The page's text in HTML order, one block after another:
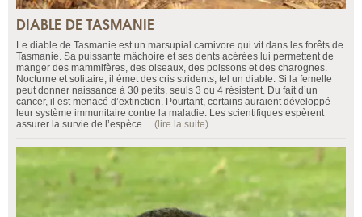
DIABLE DE TASMANIE
Le diable de Tasmanie est un marsupial carnivore qui vit dans les forêts de
Tasmanie. Sa puissante mâchoire et ses dents acérées lui permettent de
manger des mammifères, des oiseaux, des poissons et des charognes.
Nocturne et solitaire, il émet des cris stridents, tel un diable. Si la femelle
peut donner naissance à 30 petits, seuls 3 ou 4 résistent. Du fait d’un
cancer, il est menacé d’extinction. Pourtant, certains auraient développé
leur système immunitaire contre la maladie. Les scientifiques espèrent
assurer la survie de l’espèce… (lire la suite)